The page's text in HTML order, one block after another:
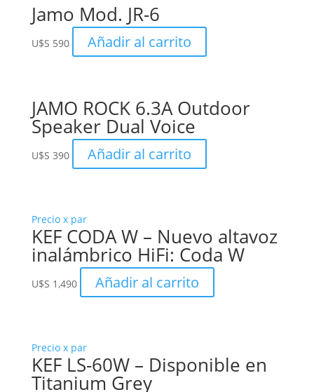
Jamo Mod. JR-6
U$S 590 Añadir al carrito
JAMO ROCK 6.3A Outdoor
Speaker Dual Voice
U$S 390 Añadir al carrito
Precio x par
KEF CODA W – Nuevo altavoz
inalámbrico HiFi: Coda W
U$S 1,490 Añadir al carrito
Precio x par
KEF LS-60W – Disponible en
Titanium Grey